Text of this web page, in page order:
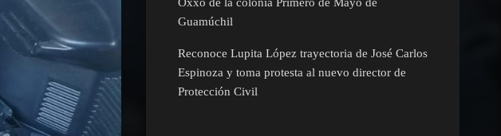
Guamúchil
Reconoce Lupita López trayectoria de José Carlos
Espinoza y toma protesta al nuevo director de
Protección Civil